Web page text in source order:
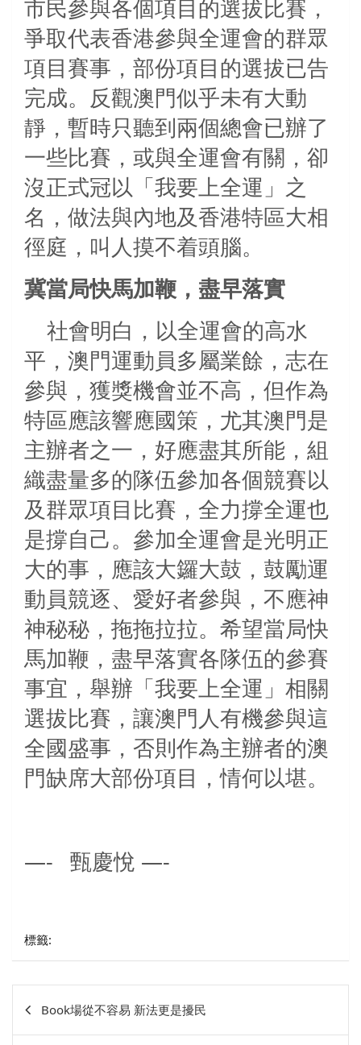
市民參與各個項目的選拔比賽，
爭取代表香港參與全運會的群眾
項目賽事，部份項目的選拔已告
完成。反觀澳門似乎未有大動
靜，暫時只聽到兩個總會已辦了
一些比賽，或與全運會有關，卻
沒正式冠以「我要上全運」之
名，做法與內地及香港特區大相
徑庭，叫人摸不着頭腦。
冀當局快馬加鞭，盡早落實
社會明白，以全運會的高水
平，澳門運動員多屬業餘，志在
參與，獲獎機會並不高，但作為
特區應該響應國策，尤其澳門是
主辦者之一，好應盡其所能，組
織盡量多的隊伍參加各個競賽以
及群眾項目比賽，全力撐全運也
是撐自己。參加全運會是光明正
大的事，應該大鑼大鼓，鼓勵運
動員競逐、愛好者參與，不應神
神秘秘，拖拖拉拉。希望當局快
馬加鞭，盡早落實各隊伍的參賽
事宜，舉辦「我要上全運」相關
選拔比賽，讓澳門人有機參與這
全國盛事，否則作為主辦者的澳
門缺席大部份項目，情何以堪。
—- 甄慶悅 —-
標籤:
章
Book場從不容易 新法更是擾民